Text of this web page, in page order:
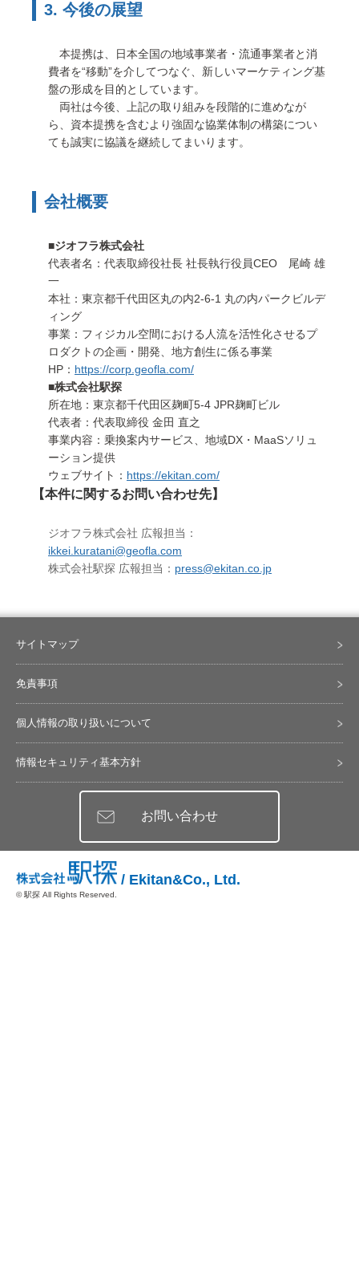
3. 今後の展望
本提携は、日本全国の地域事業者・流通事業者と消
費者を“移動”を介してつなぐ、新しいマーケティング基
盤の形成を目的としています。
両社は今後、上記の取り組みを段階的に進めなが
ら、資本提携を含むより強固な協業体制の構築につい
ても誠実に協議を継続してまいります。
会社概要
■ジオフラ株式会社
代表者名：代表取締役社長 社長執行役員CEO 尾崎 雄
一
本社：東京都千代田区丸の内2-6-1 丸の内パークビルデ
ィング
事業：フィジカル空間における人流を活性化させるプ
ロダクトの企画・開発、地方創生に係る事業
HP： https://corp.geofla.com/
■株式会社駅探
所在地：東京都千代田区麹町5-4 JPR麹町ビル
代表者：代表取締役 金田 直之
事業内容：乗換案内サービス、地域DX・MaaSソリュ
ーション提供
ウェブサイト： https://ekitan.com/
【本件に関するお問い合わせ先】
ジオフラ株式会社 広報担当：
ikkei.kuratani@geofla.com
株式会社駅探 広報担当： press@ekitan.co.jp
サイトマップ
免責事項
個人情報の取り扱いについて
情報セキュリティ基本方針
お問い合わせ
/ Ekitan&Co., Ltd.
© 駅探 All Rights Reserved.